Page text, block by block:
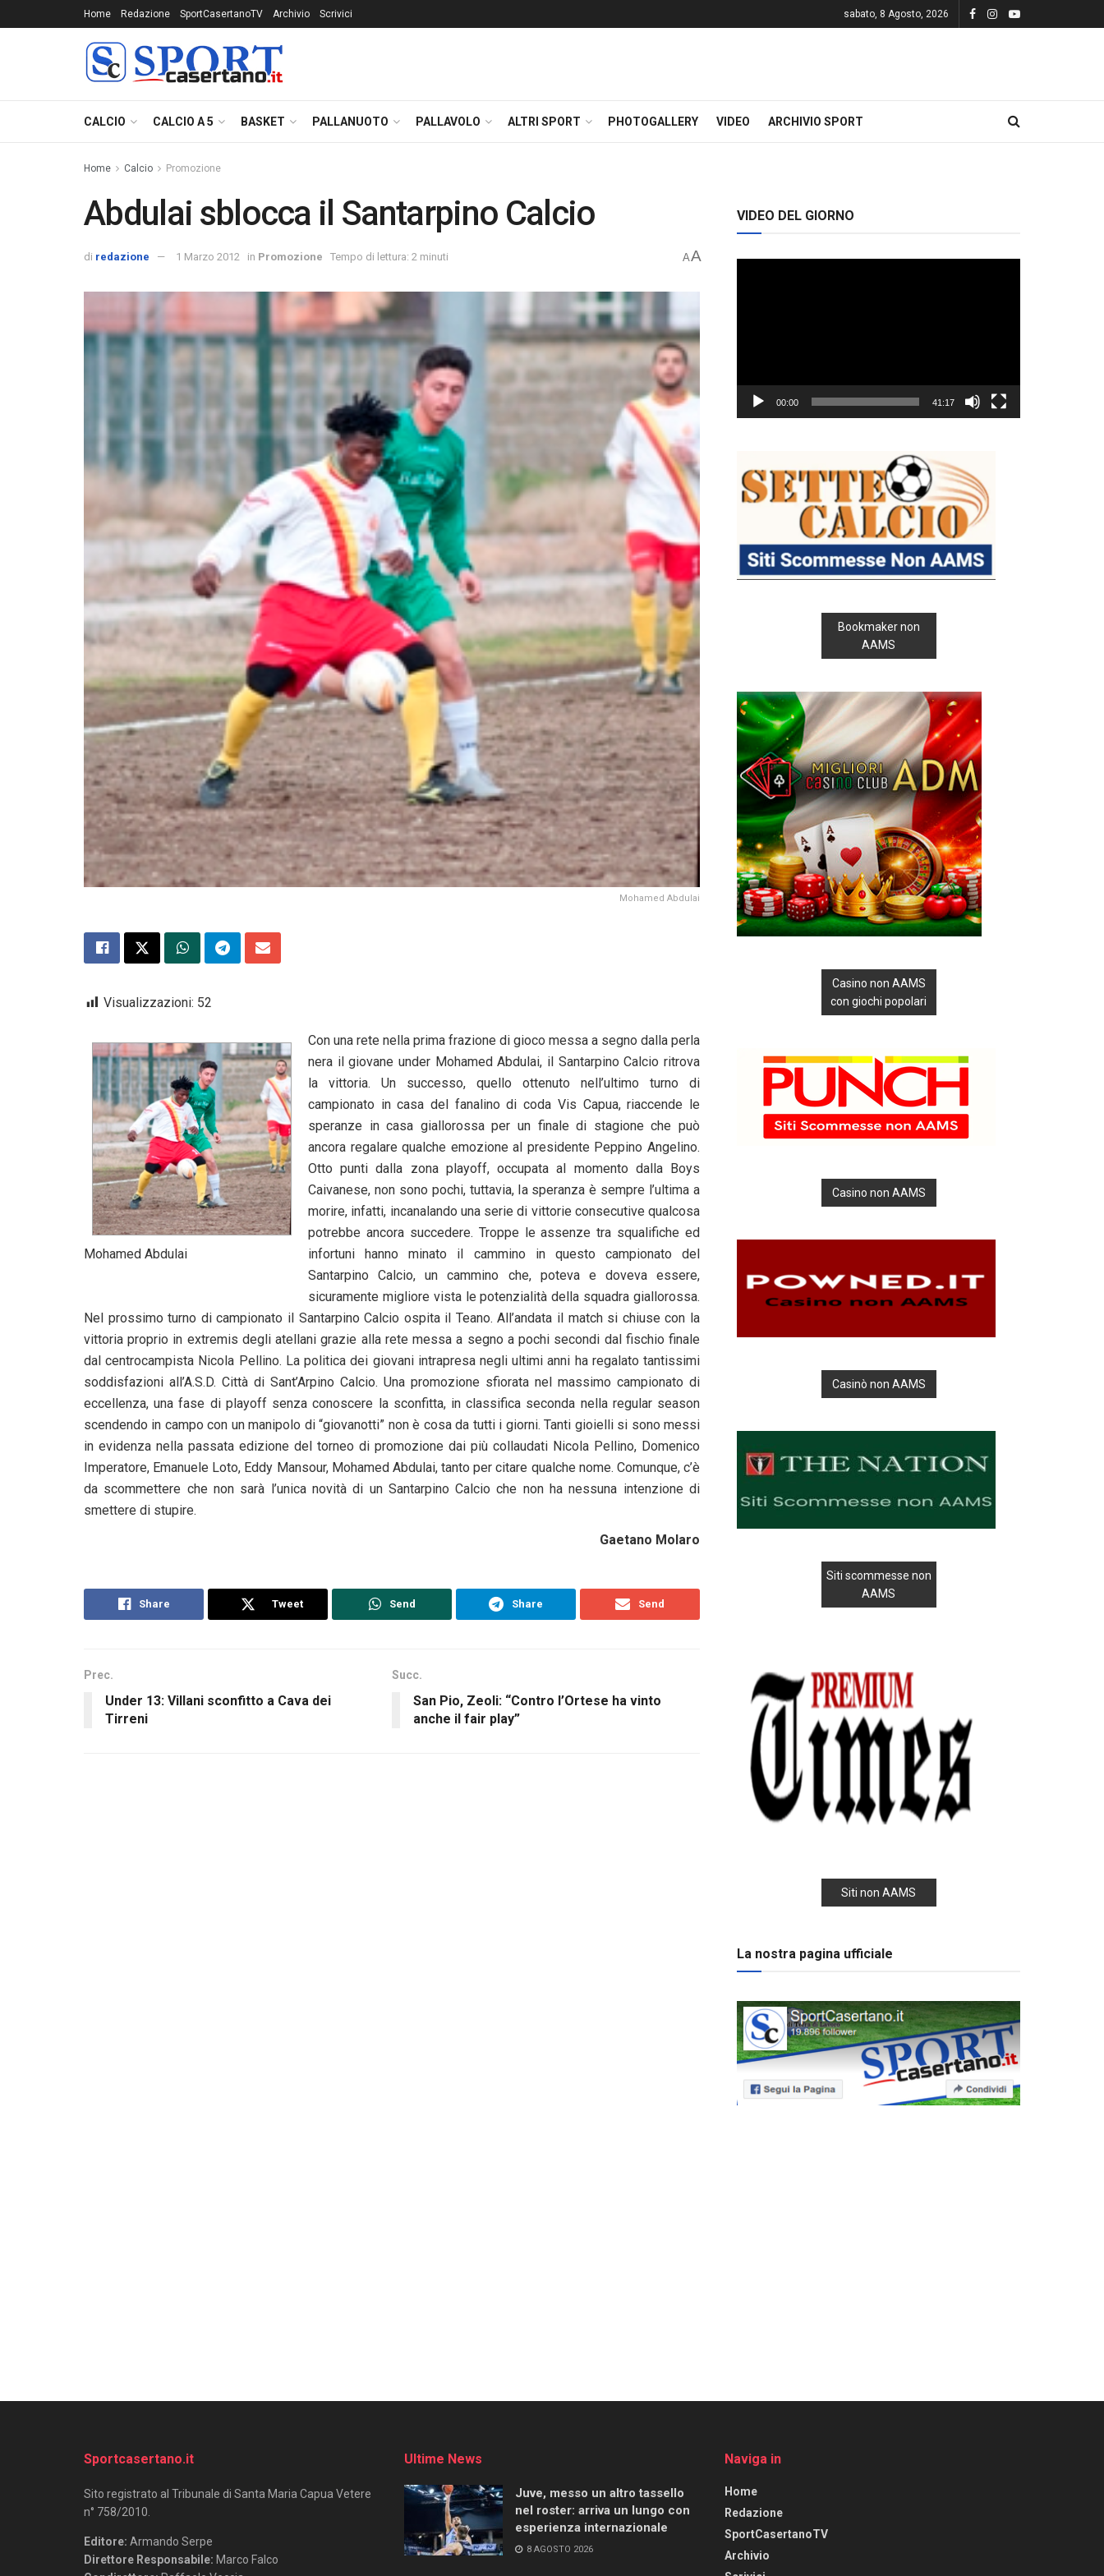
Home Redazione SportCasertanoTV Archivio Scrivici sabato, 8 Agosto, 2026
CALCIO CALCIO A 5 BASKET PALLANUOTO PALLAVOLO ALTRI SPORT PHOTOGALLERY VIDEO ARCHIVIO SPORT
Home Calcio Promozione
Abdulai sblocca il Santarpino Calcio
di redazione 1 Marzo 2012 in Promozione Tempo di lettura: 2 minuti AA
Mohamed Abdulai
Visualizzazioni: 52
Mohamed Abdulai
Con una rete nella prima frazione di gioco messa a segno dalla perla
nera il giovane under Mohamed Abdulai, il Santarpino Calcio ritrova
la vittoria. Un successo, quello ottenuto nell’ultimo turno di
campionato in casa del fanalino di coda Vis Capua, riaccende le
speranze in casa giallorossa per un finale di stagione che può
ancora regalare qualche emozione al presidente Peppino Angelino.
Otto punti dalla zona playoff, occupata al momento dalla Boys
Caivanese, non sono pochi, tuttavia, la speranza è sempre l’ultima a
morire, infatti, incanalando una serie di vittorie consecutive qualcosa
potrebbe ancora succedere. Troppe le assenze tra squalifiche ed
infortuni hanno minato il cammino in questo campionato del
Santarpino Calcio, un cammino che, poteva e doveva essere,
sicuramente migliore vista le potenzialità della squadra giallorossa.
Nel prossimo turno di campionato il Santarpino Calcio ospita il Teano. All’andata il match si chiuse con la
vittoria proprio in extremis degli atellani grazie alla rete messa a segno a pochi secondi dal fischio finale
dal centrocampista Nicola Pellino. La politica dei giovani intrapresa negli ultimi anni ha regalato tantissimi
soddisfazioni all’A.S.D. Città di Sant’Arpino Calcio. Una promozione sfiorata nel massimo campionato di
eccellenza, una fase di playoff senza conoscere la sconfitta, in classifica seconda nella regular season
scendendo in campo con un manipolo di “giovanotti” non è cosa da tutti i giorni. Tanti gioielli si sono messi
in evidenza nella passata edizione del torneo di promozione dai più collaudati Nicola Pellino, Domenico
Imperatore, Emanuele Loto, Eddy Mansour, Mohamed Abdulai, tanto per citare qualche nome. Comunque, c’è
da scommettere che non sarà l’unica novità di un Santarpino Calcio che non ha nessuna intenzione di
smettere di stupire.
Gaetano Molaro
Share Tweet Send Share Send
Prec.
Under 13: Villani sconfitto a Cava dei
Tirreni
Succ.
San Pio, Zeoli: “Contro l’Ortese ha vinto
anche il fair play”
VIDEO DEL GIORNO
00:00 41:17
Bookmaker non
AAMS
Casino non AAMS
con giochi popolari
Casino non AAMS
Casinò non AAMS
Siti scommesse non
AAMS
Siti non AAMS
La nostra pagina ufficiale
Sportcasertano.it
Sito registrato al Tribunale di Santa Maria Capua Vetere
n° 758/2010.
Editore: Armando Serpe
Direttore Responsabile: Marco Falco
Ultime News
Juve, messo un altro tassello
nel roster: arriva un lungo con
esperienza internazionale
8 AGOSTO 2026
Naviga in
Home
Redazione
SportCasertanoTV
Archivio